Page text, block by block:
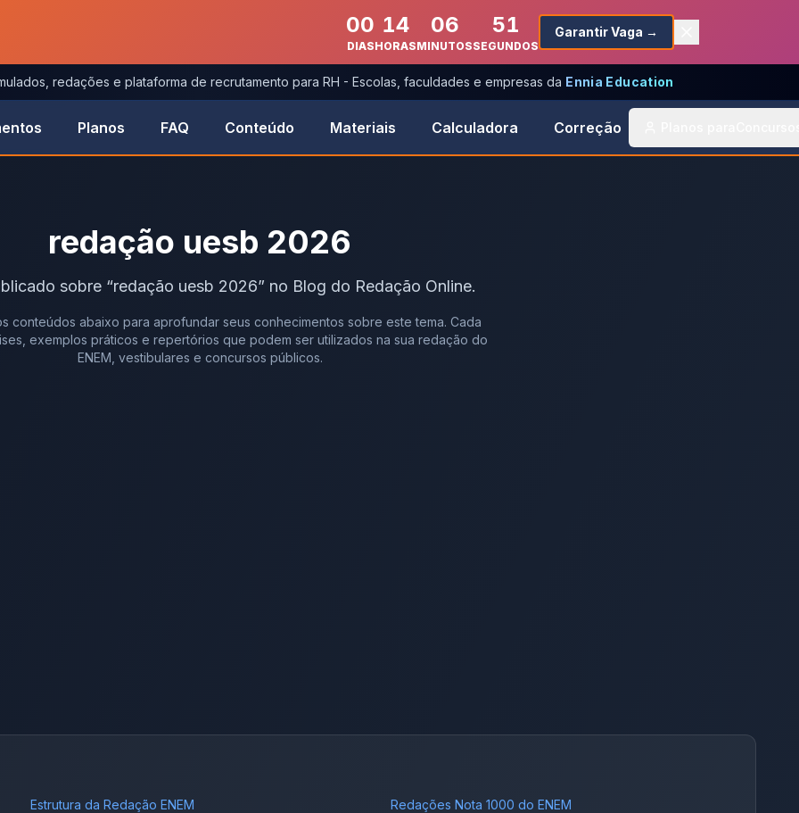
00
DIAS
14
HORAS
06
MINUTOS
51
SEGUNDOS
Garantir Vaga →
redações e plataforma de recrutamento para RH - Escolas, faculdades e empresas da Ennia Education
Planos FAQ Conteúdo Materiais Calculadora Correção
redação uesb 2026
sobre “redação uesb 2026” no Blog do Redação Online.
conteúdos abaixo para aprofundar seus conhecimentos sobre este tema. Cada
exemplos práticos e repertórios que podem ser utilizados na sua redação do
ENEM, vestibulares e concursos públicos.
Estrutura da Redação ENEM Redações Nota 1000 do ENEM